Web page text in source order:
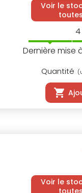
Voir le
4
Dernière mise
Quantité
Voir le